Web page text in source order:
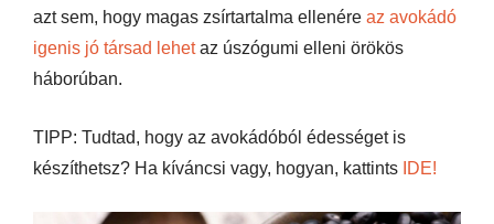
azt sem, hogy magas zsírtartalma ellenére az avokádó
igenis jó társad lehetaz úszógumi elleni örökös
háborúban.
TIPP: Tudtad, hogy az avokádóból édességet is
készíthetsz? Ha kíváncsi vagy, hogyan, kattints IDE!